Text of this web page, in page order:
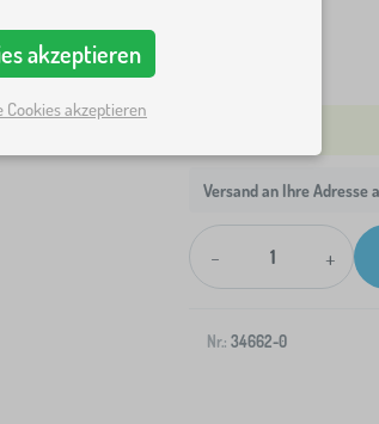
Versand an Ihre Adresse
- +
Nr.: 34662-0
akzeptieren
Cookies akzeptieren